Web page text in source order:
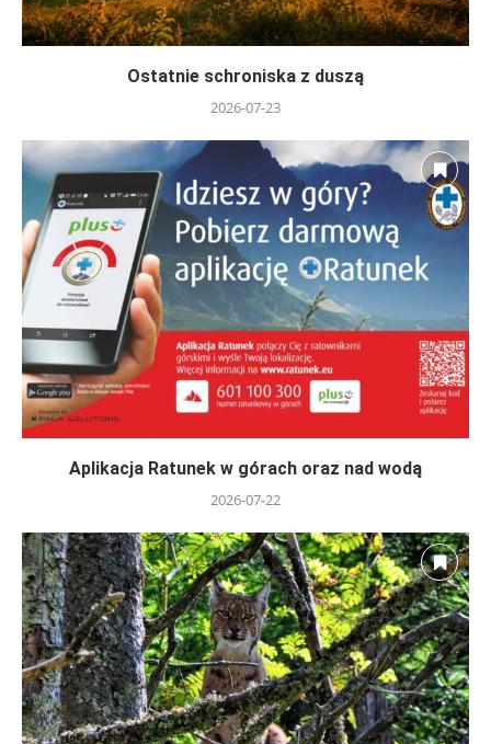
Ostatnie schroniska z duszą
2026-07-23
Aplikacja Ratunek w górach oraz nad wodą
2026-07-22